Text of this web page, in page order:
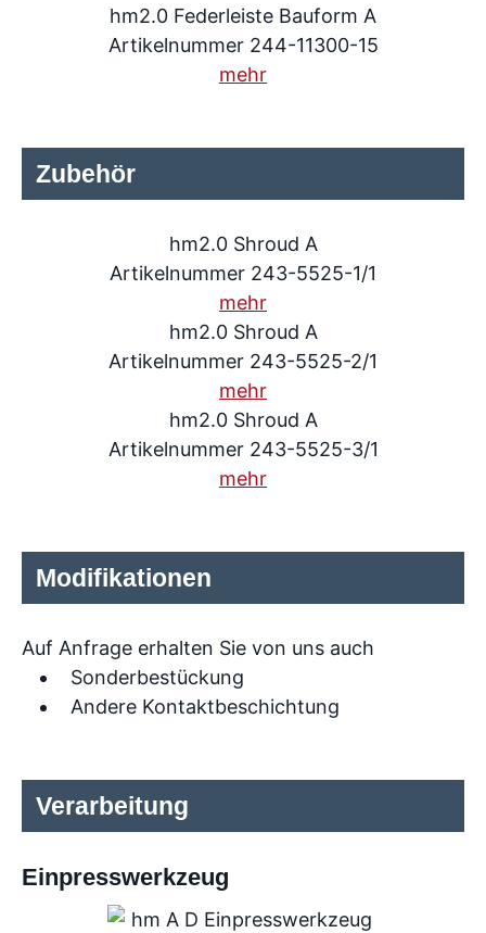
hm2.0 Federleiste Bauform A
Artikelnummer 244-11300-15
mehr
Zubehör
hm2.0 Shroud A
Artikelnummer 243-5525-1/1
mehr
hm2.0 Shroud A
Artikelnummer 243-5525-2/1
mehr
hm2.0 Shroud A
Artikelnummer 243-5525-3/1
mehr
Modifikationen
Auf Anfrage erhalten Sie von uns auch
Sonderbestückung
Andere Kontaktbeschichtung
Verarbeitung
Einpresswerkzeug